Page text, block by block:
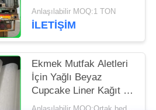
Kraft Kağıt Rulo Bakkal
Torbası İçin
Anlaşılabilir MOQ:1 TON
İLETIŞIM
Ekmek Mutfak Aletleri
İçin Yağlı Beyaz
Cupcake Liner Kağıt 31
- 38gsm